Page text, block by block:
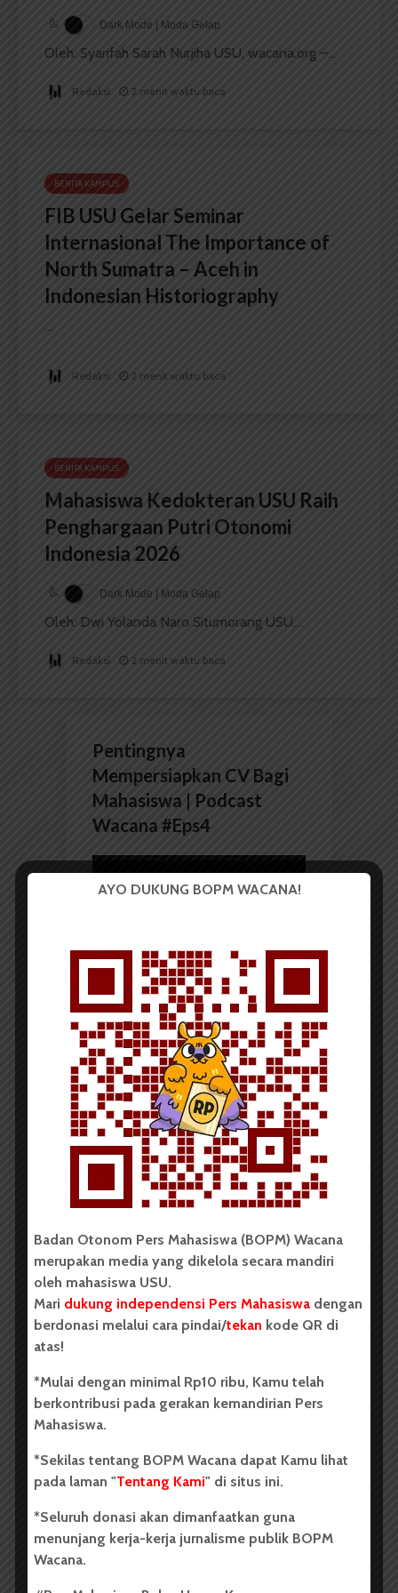
Dark Mode | Moda Gelap
Oleh: Syarifah Sarah Nurjiha USU, wacana.org –...
Redaksi 2 menit waktu baca
BERITA KAMPUS
FIB USU Gelar Seminar
Internasional The Importance of
North Sumatra – Aceh in
Indonesian Historiography
...
Redaksi 2 menit waktu baca
BERITA KAMPUS
Mahasiswa Kedokteran USU Raih
Penghargaan Putri Otonomi
Indonesia 2026
Dark Mode | Moda Gelap
Oleh: Dwi Yolanda Naro Situmorang USU,...
Redaksi 2 menit waktu baca
Pentingnya
Mempersiapkan CV Bagi
Mahasiswa | Podcast
Wacana #Eps4
Pemutar
Video
BERITA KOTA
IMP Sumut Lakukan Aksi
Galang Dana untuk Korban
Banjir di Wamena
Redaksi 3 Mei 2025
350 dilihat
1 menit waktu baca
Para relawan dari Ikatan Mahasiswa Papua Sumut saat
melakukan aksi galang dana di daerah simpang pintu 1 USU,
Jumat (02/05/2025). | Lody C. I. Siringo-ringo
AYO DUKUNG BOPM WACANA!
Badan Otonom Pers Mahasiswa (BOPM) Wacana
merupakan media yang dikelola secara mandiri
oleh mahasiswa USU.
Mari dukung independensi Pers Mahasiswa dengan
berdonasi melalui cara pindai/tekan kode QR di
atas!
*Mulai dengan minimal Rp10 ribu, Kamu telah
berkontribusi pada gerakan kemandirian Pers
Mahasiswa.
*Sekilas tentang BOPM Wacana dapat Kamu lihat
pada laman "Tentang Kami" di situs ini.
*Seluruh donasi akan dimanfaatkan guna
menunjang kerja-kerja jurnalisme publik BOPM
Wacana.